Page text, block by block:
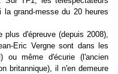
grand-messe du 20 heures
d'épreuve (depuis 2008),
Eric Vergne sont dans les
ou même d'écurie (l'ancien
britannique), il n'en demeure